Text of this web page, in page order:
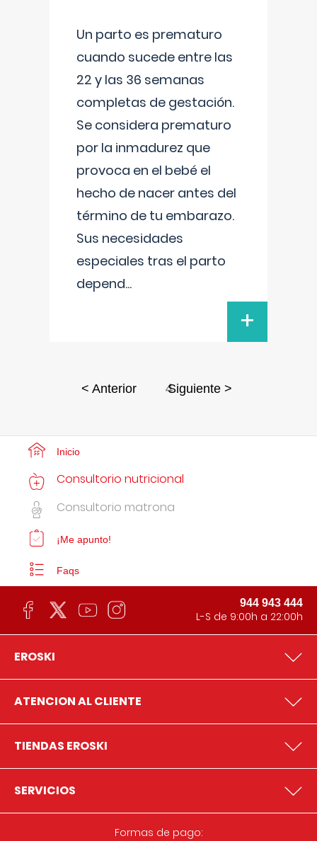
Un parto es prematuro
cuando sucede entre las
22 y las 36 semanas
completas de gestación.
Se considera prematuro
por la inmadurez que
provoca en el bebé el
hecho de nacer antes del
término de tu embarazo.
Sus necesidades
especiales tras el parto
depend...
+
< Anterior 4
Siguiente >
Inicio
Consultorio nutricional
Consultorio matrona
¡Me apunto!
Faqs
944 943 444
L-S de 9:00h a 22:00h
EROSKI
ATENCION AL CLIENTE
TIENDAS EROSKI
SERVICIOS
Formas de pago: